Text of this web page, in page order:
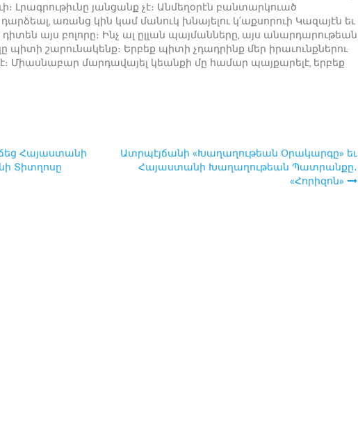
Լրագրութիւնը յանցանք չէ։ Անմեղօրէն բանտարկուած
առանց կին կամ մանուկ խնայելու կ՛աքսորուի Կազայէն եւ
այս բոլորը։ Ինչ ալ ըլլան պայմանները, այս անարդարութեան
պիտի շարունակենք։ Երբեք պիտի չդադրինք մեր իրաւունքներու
Միասնաբար մարդավայել կեանքի մը համար պայքարելէ, երբեք
Հայաստանի
Տիտղոսը
Ատրպէյճանի «Խաղաղութեան Օրակարգը» եւ
Հայաստանի Խաղաղութեան Պատրանքը․
«Հորիզոն»